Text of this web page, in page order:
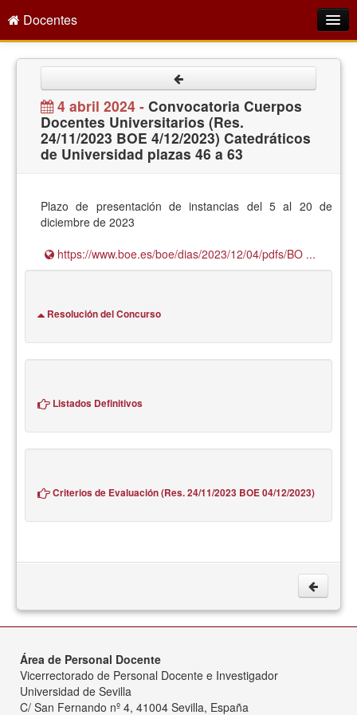
Docentes
Empleo Público
Gestión PDI
Formación y Evaluación
Acción Social
Directorio
4 abril 2024 - Convocatoria Cuerpos
Docentes Universitarios (Res.
24/11/2023 BOE 4/12/2023) Catedráticos
de Universidad plazas 46 a 63
Plazo de presentación de instancias del 5 al 20 de
diciembre de 2023
https://www.boe.es/boe/dias/2023/12/04/pdfs/BO ...
Resolución del Concurso
Listados Definitivos
Criterios de Evaluación (Res. 24/11/2023 BOE 04/12/2023)
Área de Personal Docente
Vicerrectorado de Personal Docente e Investigador
Universidad de Sevilla
C/ San Fernando nº 4, 41004 Sevilla, España